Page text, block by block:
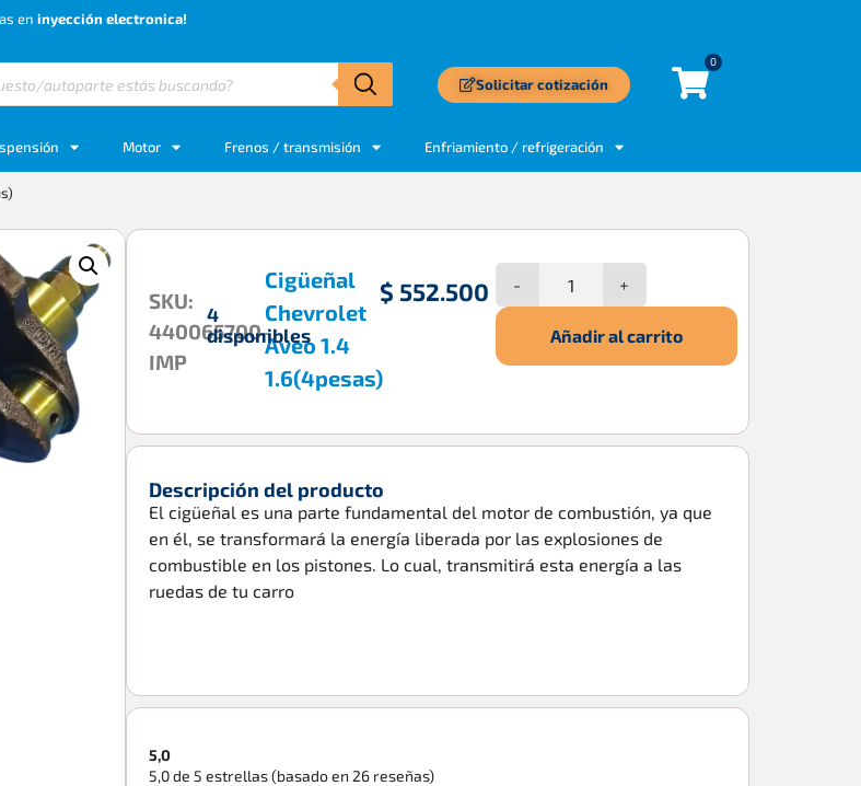
en inyección electronica!
Solicitar cotización
0
Motor Frenos / transmisión Enfriamiento / refrigeración
Cigüeñal
Chevrolet
Aveo 1.4
1.6(4pesas)
$ 552.500
SKU:
440065700-
IMP
4
disponibles
- +
Añadir al carrito
Descripción del producto
El cigüeñal es una parte fundamental del motor de combustión, ya que
en él, se transformará la energía liberada por las explosiones de
combustible en los pistones. Lo cual, transmitirá esta energía a las
ruedas de tu carro
5,0
5,0 de 5 estrellas (basado en 26 reseñas)